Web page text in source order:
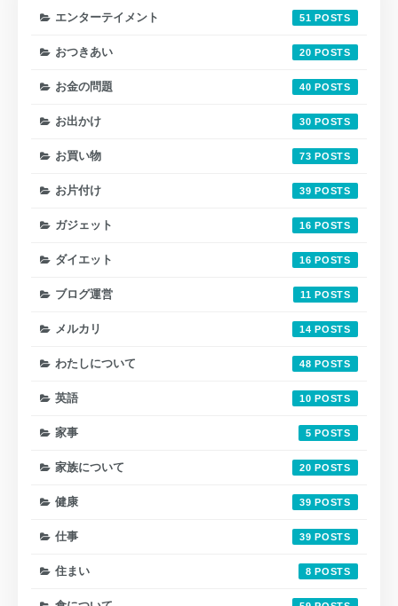
エンターテイメント 51
おつきあい 20
お金の問題 40
お出かけ 30
お買い物 73
お片付け 39
ガジェット 16
ダイエット 16
ブログ運営 11
メルカリ 14
わたしについて 48
英語 10
家事 5
家族について 20
健康 39
仕事 39
住まい 8